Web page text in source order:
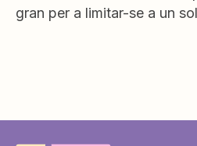
gran per a limitar-se a un